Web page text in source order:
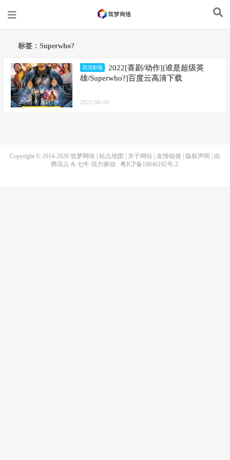
标签：Superwho?
高清影视
2022[喜剧/动作][谁是超级英
雄/Superwho?]百度云高清下载
2022-06-16
Copyright © 2014-2026 筑梦网络 站点地图 关于网站 友情链接 版权声明
| 由
腾讯云 & 七牛强力驱动 粤ICP备18046192号-2